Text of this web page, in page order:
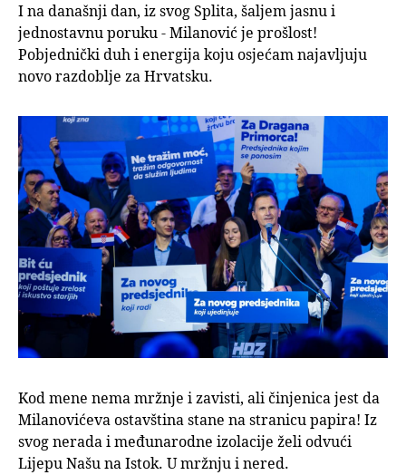
I na današnji dan, iz svog Splita, šaljem jasnu i
jednostavnu poruku - Milanović je prošlost!
Pobjednički duh i energija koju osjećam najavljuju
novo razdoblje za Hrvatsku.
Kod mene nema mržnje i zavisti, ali činjenica jest da
Milanovićeva ostavština stane na stranicu papira! Iz
svog nerada i međunarodne izolacije želi odvući
Lijepu Našu na Istok. U mržnju i nered.